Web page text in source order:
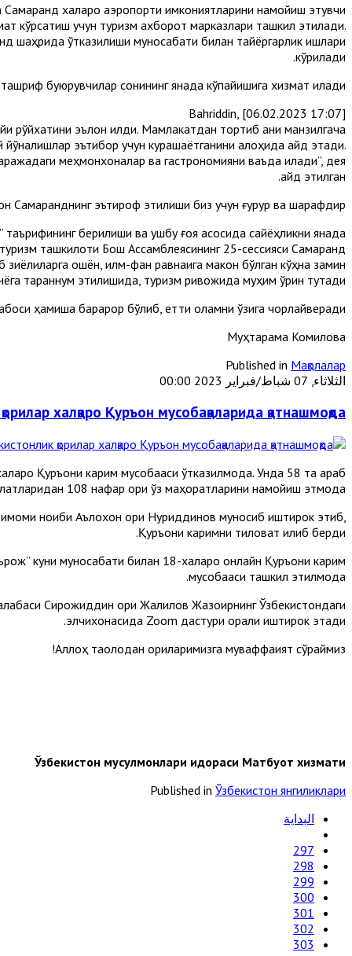
халқаро аэропорти имкониятларини намойиш этувчи
кўрсатиш учун туризм ахборот марказлари ташкил этилади.
шаҳрида ўтказилиши муносабати билан тайёргарлик ишлари
кўрилади.
буюрувчилар сонининг янада кўпайишига хизмат қилади.
Bahriddin, [06.02.2023 17:07]
эълон қилди. Мамлакатдан тортиб аниқ манзилгача
эътибор учун курашаётганини алоҳида қайд этади.
меҳмонхоналар ва гастрономияни ваъда қилади”, дея
қайд этилган.
Самарқанднинг эътироф этилиши биз учун ғурур ва шарафдир.
таърифининг берилиши ва ушбу ғоя асосида сайёҳликни янада
ташкилоти Бош Ассамблеясининг 25-сессияси Самарқанд
зиёлиларга ошён, илм-фан равнақига макон бўлган кўҳна замин
тараннум этилишида, туризм ривожида муҳим ўрин тутади.
ҳамиша барқарор бўлиб, етти оламни ўзига чорлайверади...
Муҳтарама Комилова
Published in Мақолалар
الثلاثاء, 07 شباط/فبراير 2023 00:00
халқаро Қуръон мусобақаларида қатнашмоқда
Қуръони карим мусобақаси ўтказилмоқда. Унда 58 та араб
108 нафар қори ўз маҳоратларини намойиш этмоқда.
ноиби Аълохон қори Нуриддинов муносиб иштирок этиб,
Қуръони каримни тиловат қилиб берди.
куни муносабати билан 18-халқаро онлайн Қуръони карим
мусобақаси ташкил этилмоқда.
Сирожиддин қори Жалилов Жазоирнинг Ўзбекистондаги
элчихонасида Zoom дастури орқали иштирок этади.
Аллоҳ таолодан қориларимизга муваффақият сўраймиз!
Ўзбекистон мусулмонлари идораси Матбуот хизмати
Published in Ўзбекистон янгиликлари
البداية
297
298
299
300
301
302
303